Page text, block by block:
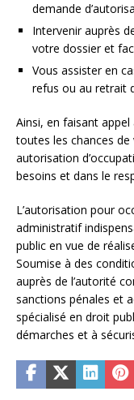
demande
Intervenir auprès
votre dossier et
Vous assister en
refus ou au retrait
Ainsi, en faisant
toutes les chances
autorisation
besoins et dans le
L’autorisation pour
administratif
public en vue de
Soumise à des
auprès de l’autorité
sanctions pénales et
spécialisé en droit
démarches et à